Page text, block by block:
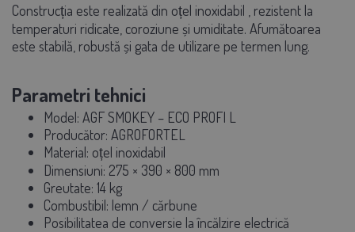
Construcția este realizată din oțel inoxidabil , rezistent la
temperaturi ridicate, coroziune și umiditate. Afumătoarea
este stabilă, robustă și gata de utilizare pe termen lung.
Parametri tehnici
Model: AGF SMOKEY – ECO PROFI L
Producător: AGROFORTEL
Material: oțel inoxidabil
Dimensiuni: 275 × 390 × 800 mm
Greutate: 14 kg
Combustibil: lemn / cărbune
Posibilitatea de conversie la încălzire electrică